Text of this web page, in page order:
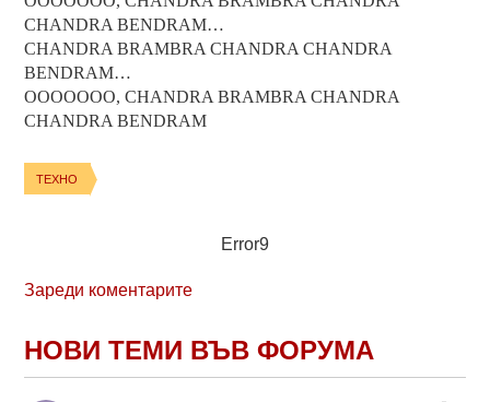
CHANDRA BENDRAM…
CHANDRA BRAMBRA CHANDRA CHANDRA
BENDRAM…
OOOOOOO, CHANDRA BRAMBRA CHANDRA
CHANDRA BENDRAM
ТЕХНО
Error9
Зареди коментарите
НОВИ ТЕМИ ВЪВ ФОРУМА